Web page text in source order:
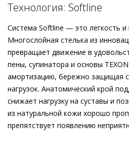
Технология: Softline
Система Softline — это легкость
Многослойная стелька из
превращает движение в
пены, супинатора и основы
амортизацию, бережно защищая
нагрузок. Анатомический крой
снижает нагрузку на суставы и
из натуральной кожи хорошо
препятствует появлению